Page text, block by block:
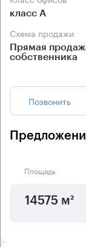
класс А
Схема продажи
Прямая
собственника
Позвонить
Площадь
14575 м²